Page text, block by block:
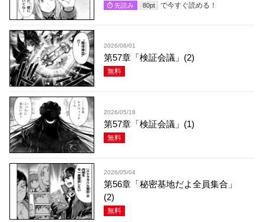
先読み 80pt で今すぐ読める！
2026/06/01
第57章「検証会議」(2)
無料
2026/05/18
第57章「検証会議」(1)
無料
2026/05/04
第56章「秘密基地だよ全員集合」
(2)
無料